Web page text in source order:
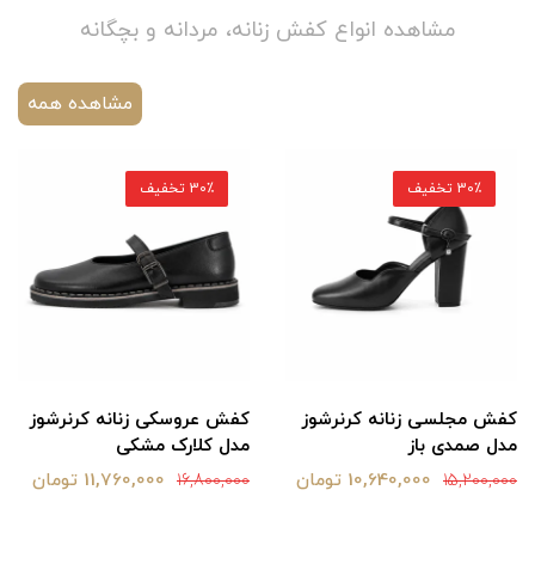
مشاهده انواع کفش زنانه، مردانه و بچگانه
مشاهده همه
کفش مجلسی زنانه کرنرشوز
مدل صمدی باز
15,200,000 10,640,000 تومان
30٪ تخفیف
کفش عروسکی زنانه کرنرشوز
مدل کلارک مشکی
16,800,000 11,760,000 تومان
30٪ تخفیف